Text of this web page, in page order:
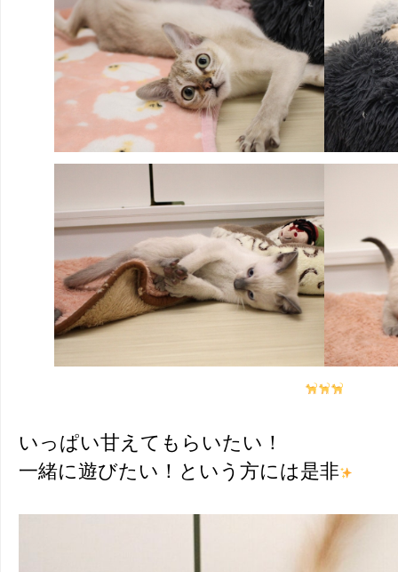
いっぱい甘えてもらいたい！
一緒に遊びたい！という方には是非